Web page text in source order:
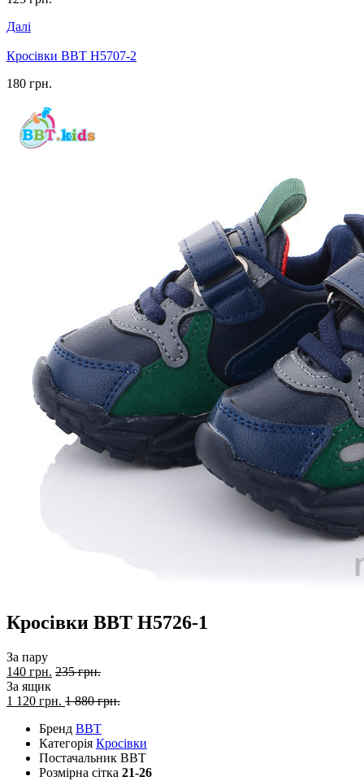
Далі
Кросівки BBT H5707-2
180 грн.
Кросівки BBT H5726-1
За пару
140 грн. 235 грн.
За ящик
1 120 грн. 1 880 грн.
Бренд BBT
Категорія Кросівки
Постачальник BBT
Розмірна сітка 21-26